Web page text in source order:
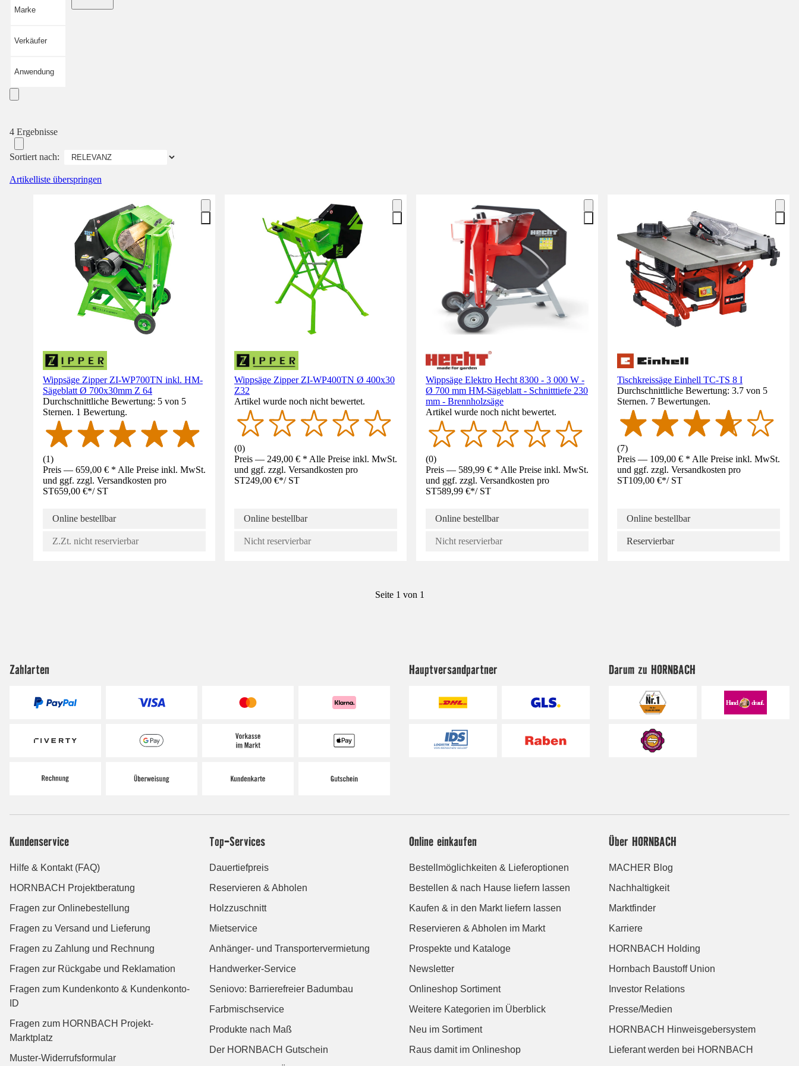
Marke
Verkäufer
Anwendung
4 Ergebnisse
Sortiert nach:
Artikelliste überspringen
Wippsäge Zipper ZI-WP700TN inkl. HM-
Sägeblatt Ø 700x30mm Z 64
Durchschnittliche Bewertung: 5 von 5
Sternen. 1 Bewertung.
(1)
Preis — 659,00 € * Alle Preise inkl. MwSt.
und ggf. zzgl. Versandkosten pro
ST659,00 €*/ ST
Online bestellbar
Z.Zt. nicht reservierbar
Wippsäge Zipper ZI-WP400TN Ø 400x30
Z32
Artikel wurde noch nicht bewertet.
(0)
Preis — 249,00 € * Alle Preise inkl. MwSt.
und ggf. zzgl. Versandkosten pro
ST249,00 €*/ ST
Online bestellbar
Nicht reservierbar
Wippsäge Elektro Hecht 8300 - 3 000 W -
Ø 700 mm HM-Sägeblatt - Schnitttiefe 230
mm - Brennholzsäge
Artikel wurde noch nicht bewertet.
(0)
Preis — 589,99 € * Alle Preise inkl. MwSt.
und ggf. zzgl. Versandkosten pro
ST589,99 €*/ ST
Online bestellbar
Nicht reservierbar
Tischkreissäge Einhell TC-TS 8 I
Durchschnittliche Bewertung: 3.7 von 5
Sternen. 7 Bewertungen.
(7)
Preis — 109,00 € * Alle Preise inkl. MwSt.
und ggf. zzgl. Versandkosten pro
ST109,00 €*/ ST
Online bestellbar
Reservierbar
Seite 1 von 1
Zahlarten Hauptversandpartner Darum zu HORNBACH
Kundenservice
Hilfe & Kontakt (FAQ)
HORNBACH Projektberatung
Fragen zur Onlinebestellung
Fragen zu Versand und Lieferung
Fragen zu Zahlung und Rechnung
Fragen zur Rückgabe und Reklamation
Fragen zum Kundenkonto & Kundenkonto-
ID
Fragen zum HORNBACH Projekt-
Marktplatz
Muster-Widerrufsformular
Top-Services
Dauertiefpreis
Reservieren & Abholen
Holzzuschnitt
Mietservice
Anhänger- und Transportervermietung
Handwerker-Service
Seniovo: Barrierefreier Badumbau
Farbmischservice
Produkte nach Maß
Der HORNBACH Gutschein
Online einkaufen
Bestellmöglichkeiten & Lieferoptionen
Bestellen & nach Hause liefern lassen
Kaufen & in den Markt liefern lassen
Reservieren & Abholen im Markt
Prospekte und Kataloge
Newsletter
Onlineshop Sortiment
Weitere Kategorien im Überblick
Neu im Sortiment
Raus damit im Onlineshop
Über HORNBACH
MACHER Blog
Nachhaltigkeit
Marktfinder
Karriere
HORNBACH Holding
Hornbach Baustoff Union
Investor Relations
Presse/Medien
HORNBACH Hinweisgebersystem
Lieferant werden bei HORNBACH